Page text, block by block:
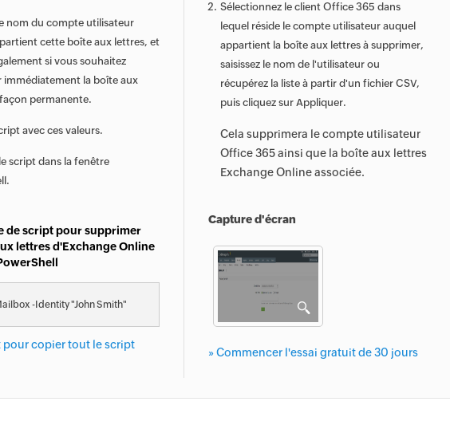
nom du compte utilisateur
cette boîte aux lettres, et
si vous souhaitez
immédiatement la boîte aux
permanente.
avec ces valeurs.
script dans la fenêtre
de script pour supprimer
lettres d'Exchange Online
-Identity "John Smith"
pour copier tout le script
Sélectionnez le client Office 365 dans
lequel réside le compte utilisateur auquel
appartient la boîte aux lettres à supprimer,
saisissez le nom de l'utilisateur ou
récupérez la liste à partir d'un fichier CSV,
puis cliquez sur Appliquer.
Cela supprimera le compte utilisateur
Office 365 ainsi que la boîte aux lettres
Exchange Online associée.
Capture d'écran
» Commencer l'essai gratuit de 30 jours